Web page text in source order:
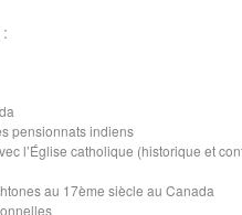
pensionnats indiens
l’Église catholique (historique et
au 17ème siècle au Canada